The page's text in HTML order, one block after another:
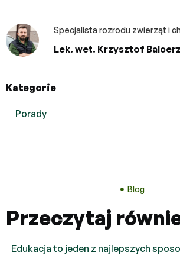
Lek. wet. Krzysztof
Specjalista rozrodu zwierząt i
Kategorie
Porady
Blog
Przeczytaj
Edukacja to jeden z najlepszych